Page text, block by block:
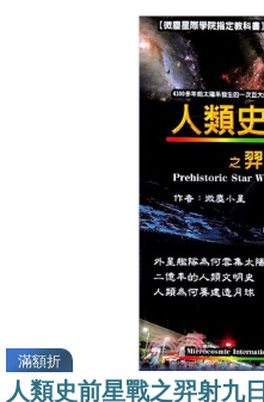
獎
登
偉
滿額折
人類史前星戰之羿射九